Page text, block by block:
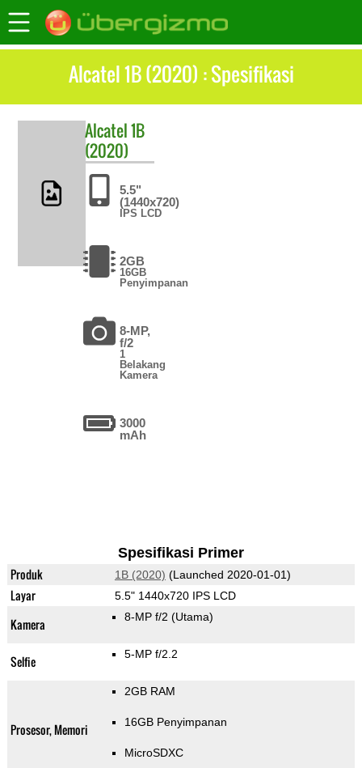
Alcatel 1B (2020) : Spesifikasi
Alcatel1B
(2020)
5.5"
(1440x720)
IPS LCD
2GB
16GB
Penyimpanan
8-MP,
f/2
1
Belakang
Kamera
3000
mAh
Spesifikasi Primer
Produk 1B (2020) (Launched 2020-01-01)
Layar 5.5" 1440x720 IPS LCD
Kamera 8-MP f/2 (Utama)
Selfie 5-MP f/2.2
Prosesor, Memori
2GB RAM
16GB Penyimpanan
MicroSDXC